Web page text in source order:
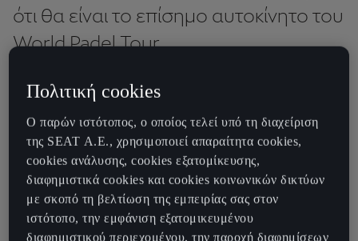
ότι θα είναι το επίσημο αυτοκίνητο του
World Padel Tour.
Μετά την εκκίνηση της παραγωγής του CUPRA Formentor στο
εργοστάσιο του Martorell, η CUPRA αποφάσισε να αυξήσει την
προβολή του πρώτου αυτοκινήτου που σχεδιάστηκε και
εξελίχθηκε αποκλειστικά για αυτήν. Το νέο μοντέλο θα γίνει το
επίσημο αυτοκίνητο του World Padel Tour (WPT) και θα εκτίθεται
στα τερέν όλων των επαγγελματικών τουρνουά. Επιπλέον, οι
πέντε πρεσβευτές της CUPRA από το χώρο του padel οδηγούν τη
Πολιτική cookies
Ο παρών ιστότοπος, ο οποίος τελεί υπό τη διαχείριση
της SEAT Α.Ε., χρησιμοποιεί απαραίτητα cookies,
cookies ανάλυσης, cookies εξατομίκευσης,
διαφημιστικά cookies και cookies κοινωνικών δικτύων
με σκοπό τη βελτίωση της εμπειρίας σας στον
ιστότοπο, την εμφάνιση εξατομικευμένου
διαφημιστικού περιεχομένου, την παροχή διαφημίσεων